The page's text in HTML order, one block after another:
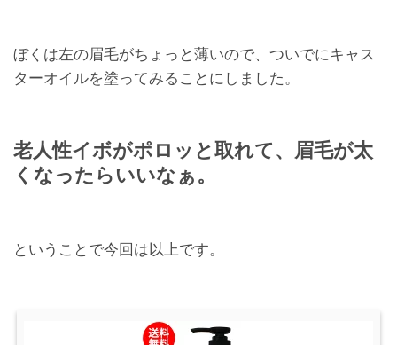
ぼくは左の眉毛がちょっと薄いので、ついでにキャス
ターオイルを塗ってみることにしました。
老人性イボがポロッと取れて、眉毛が太
くなったらいいなぁ。
ということで今回は以上です。